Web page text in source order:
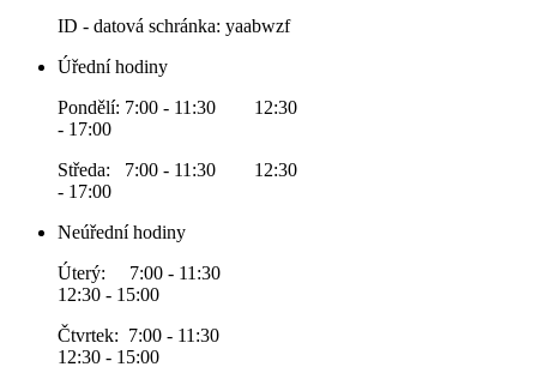
ID - datová schránka: yaabwzf
Úřední hodiny
Pondělí: 7:00 - 11:30 12:30
- 17:00
Středa: 7:00 - 11:30 12:30
- 17:00
Neúřední hodiny
Úterý: 7:00 - 11:30
12:30 - 15:00
Čtvrtek: 7:00 - 11:30
12:30 - 15:00